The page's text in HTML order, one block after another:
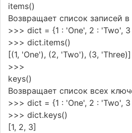
items()
Возвращает список записей
>>> dict = {1 : 'One', 2 : 'Two',
>>> dict.items()
[(1, 'One'), (2, 'Two'), (3, 'Three)]
>>>
keys()
Возвращает список всех
>>> dict = {1 : 'One', 2 : 'Two',
>>> dict.keys()
[1, 2, 3]